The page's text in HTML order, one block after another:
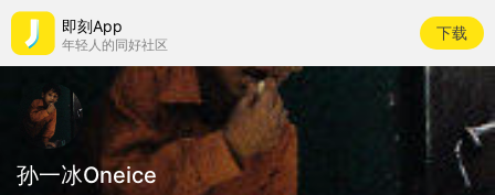
即刻App
年轻人的同好社区
下载
孙一冰Oneice